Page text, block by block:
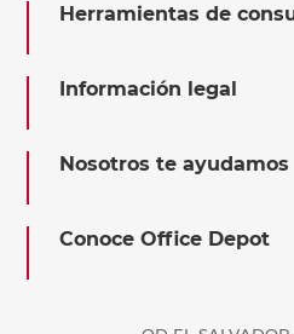
Herramientas de
Información legal
Nosotros te ayudamos
Conoce Office Depot